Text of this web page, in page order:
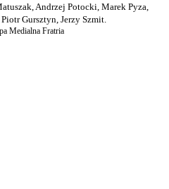
Andrzej Potocki, Marek Pyza,
Gursztyn, Jerzy Szmit.
Medialna Fratria